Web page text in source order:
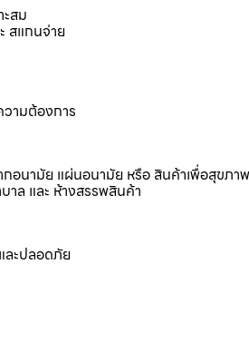
สม
สแกนจ่าย
ามต้องการ
อนามัย แผ่นอนามัย หรือ สินค้าเพื่อสุขภาพ
าล และ ห้างสรรพสินค้า
ละปลอดภัย